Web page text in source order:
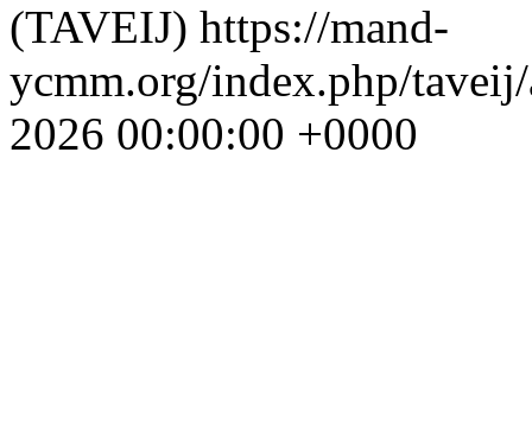
(TAVEIJ) https://mand-
ycmm.org/index.php/
2026 00:00:00 +0000